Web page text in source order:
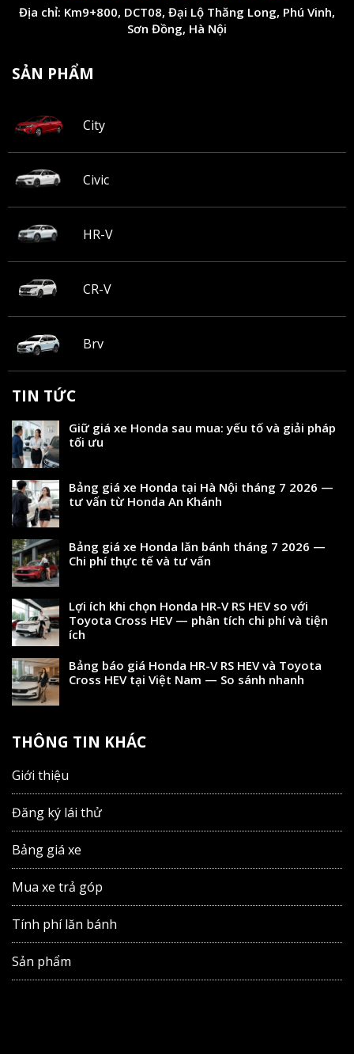
Địa chỉ: Km9+800, DCT08, Đại Lộ Thăng Long, Phú Vinh,
Sơn Đồng, Hà Nội
SẢN PHẨM
City
Civic
HR-V
CR-V
Brv
TIN TỨC
Giữ giá xe Honda sau mua: yếu tố và giải pháp
tối ưu
Bảng giá xe Honda tại Hà Nội tháng 7 2026 —
tư vấn từ Honda An Khánh
Bảng giá xe Honda lăn bánh tháng 7 2026 —
Chi phí thực tế và tư vấn
Lợi ích khi chọn Honda HR-V RS HEV so với
Toyota Cross HEV — phân tích chi phí và tiện
ích
Bảng báo giá Honda HR-V RS HEV và Toyota
Cross HEV tại Việt Nam — So sánh nhanh
THÔNG TIN KHÁC
Giới thiệu
Đăng ký lái thử
Bảng giá xe
Mua xe trả góp
Tính phí lăn bánh
Sản phẩm